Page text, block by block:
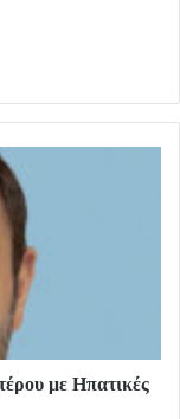
με Ηπατικές